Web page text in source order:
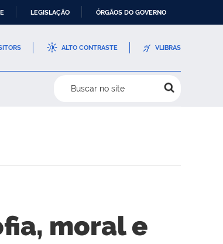
LEGISLAÇÃO ÓRGÃOS DO GOVERNO
ALTO CONTRASTE VLIBRAS
Buscar no site
moral e